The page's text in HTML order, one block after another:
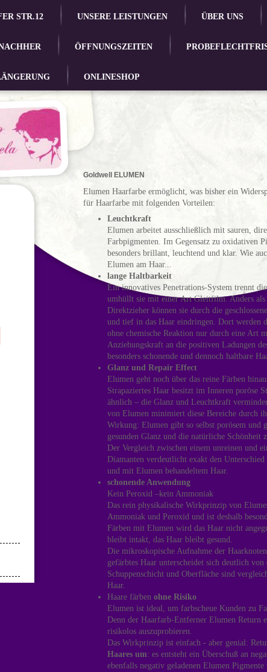
STR.12 UNSERE LEISTUNGEN ÜBER UNS
ÖFFNUNGSZEITEN
ONLINESHOP
Goldwell ELUMEN
Elumen Haarfarbe ermöglicht, was bisher ein
für Haarfarbe mit folgenden Vorteilen:
Leuchtkraft
Elumen arbeitet ausschließlich mit sauren,
Farbpigmenten. Im Gegensatz zu oxidativen
besonders brillant, leuchtend und klar. Wie
Elumen am Haar...
lange Haltbarkeit
Ein innovatives Penetrations-System trennt
umhüllt sie mit einer Art Gleitfilm. Anders als
Direktzieher können sie durch die
und tief in das Haar eindringen. Dort werden
ohne chemische Reaktion nur durch eine Art
Anziehungskraft an die positiven Ladungen
besonders schonende und dennoch haltbare
Glanz und Repair Effect
Elumen geht noch über das reine Färben
Strapaziertes Haar besitzt im Inneren poröse
ähnlich – die Glanz und Leuchtkraft
von Elumen minimiert diese Bereiche durch
Wirkung: Elumen gibt so selbst porösem und
gesunden Glanz und die natürliche Schönheit
Der Vergleich zwischen einem unreinen und
Diamanten verdeutlicht exakt den Unterschied
und mit Elumen behandeltem Haar.
schonende Anwendung
Kein Peroxid –kein Ammoniak
Das rein physikalische Wirkprinzip von
Ammoniak und Peroxid und ist deshalb
Färben mit Elumen wird das Haar nicht
bleibt intakt, das Haar bleibt gesund.
Die mikroskopische Aufnahme der
gefärbtes Haar unterscheidet sich deutlich
Schuppenschicht und Oberfläche sind
Haar.
Haare färben ohne Risiko
Elumen ist ideal, um farbscheue Kunden zu
Denn der Haarfarb-Entferner Elumen Return
risikolos auszuprobieren.
Das Wirkprinzip ist einfach - aber genial:
Haares um: es entsteht ein Überschuß an
ebenfalls negativ geladenen Elumen Pigmente